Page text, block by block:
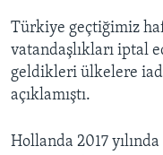
Türkiye geçtiğimiz
vatandaşlıkları iptal
geldikleri ülkelere
açıklamıştı.
Hollanda 2017